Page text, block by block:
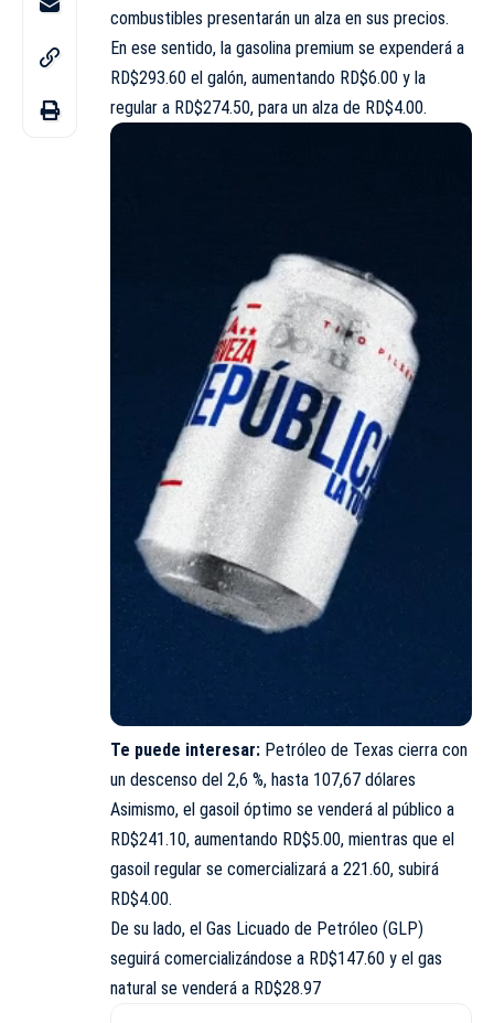
combustibles presentarán un alza en sus precios.
En ese sentido, la gasolina premium se expenderá a
RD$293.60 el galón, aumentando RD$6.00 y la
regular a RD$274.50, para un alza de RD$4.00.
Te puede interesar: Petróleo de Texas cierra con
un descenso del 2,6 %, hasta 107,67 dólares
Asimismo, el gasoil óptimo se venderá al público a
RD$241.10, aumentando RD$5.00, mientras que el
gasoil regular se comercializará a 221.60, subirá
RD$4.00.
De su lado, el Gas Licuado de Petróleo (GLP)
seguirá comercializándose a RD$147.60 y el gas
natural se venderá a RD$28.97